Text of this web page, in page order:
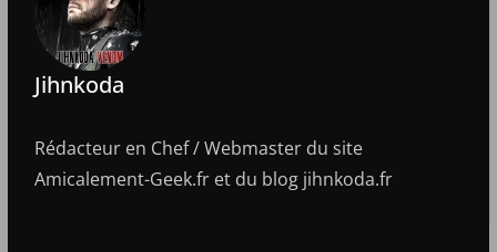
Jihnkoda
Rédacteur en Chef / Webmaster du site
Amicalement-Geek.fr et du blog jihnkoda.fr